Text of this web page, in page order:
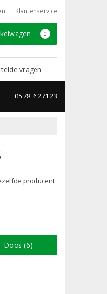
Klantenservice
0
vragen
0578-627123
producent
Doos (6)